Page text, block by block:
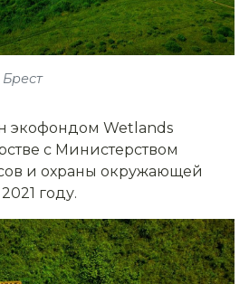
экофондом Wetlands
с Министерством
и охраны окружающей
году.